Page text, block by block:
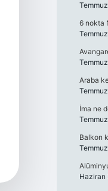
6 nokta
Araba
İma ne
Balkon
Haziran